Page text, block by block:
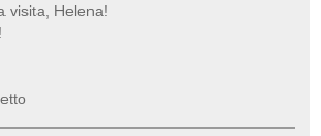
visita, Helena!